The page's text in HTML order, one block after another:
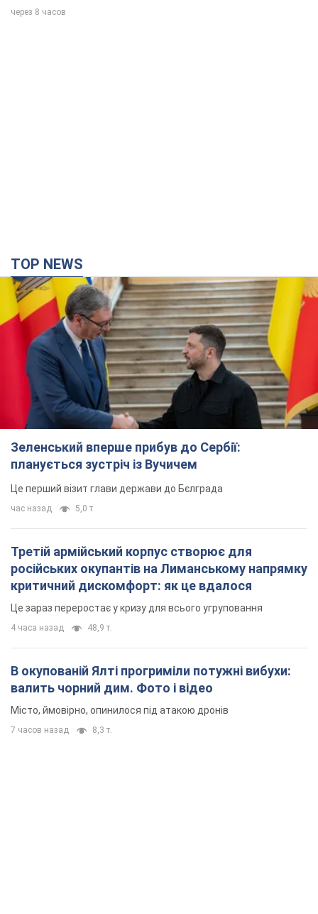
через 8 часов
TOP NEWS
Зеленський вперше прибув до Сербії:
планується зустріч із Вучичем
Це перший візит глави держави до Бєлграда
час назад 5,0 т.
Третій армійський корпус створює для
російських окупантів на Лиманському напрямку
критичний дискомфорт: як це вдалося
Це зараз переростає у кризу для всього угруповання
4 часа назад 48,9 т.
В окупованій Ялті прогриміли потужні вибухи:
валить чорний дим. Фото і відео
Місто, ймовірно, опинилося під атакою дронів
7 часов назад 8,3 т.